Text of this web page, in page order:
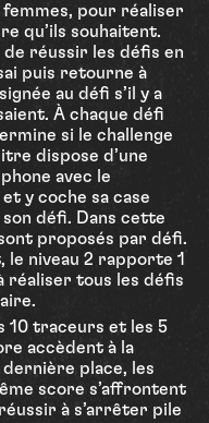
pour réaliser
qu’ils souhaitent.
réussir les défis en
puis retourne à
au défi s’il y a
À chaque défi
si le challenge
dispose d’une
avec le
y coche sa case
défi. Dans cette
proposés par défi.
le niveau 2 rapporte 1
réaliser tous les défis
10 traceurs et les 5
accèdent à la
dernière place, les
score s’affrontent
à s’arrêter pile